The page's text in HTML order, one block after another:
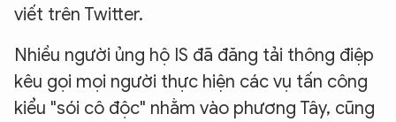
viết trên Twitter.
Nhiều người ủng hộ IS đã đăng tải thông điệp
kêu gọi mọi người thực hiện các vụ tấn công
kiểu "sói cô độc" nhằm vào phương Tây, cũng